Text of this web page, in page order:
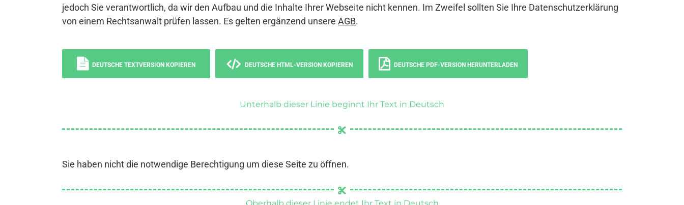
jedoch Sie verantwortlich, da wir den Aufbau und die Inhalte Ihrer Webseite nicht kennen. Im Zweifel sollten Sie Ihre Datenschutzerklärung
von einem Rechtsanwalt prüfen lassen. Es gelten ergänzend unsere AGB.
DEUTSCHE TEXTVERSION KOPIEREN DEUTSCHE HTML-VERSION KOPIEREN DEUTSCHE PDF-VERSION HERUNTERLADEN
Unterhalb dieser Linie beginnt Ihr Text in Deutsch
Sie haben nicht die notwendige Berechtigung um diese Seite zu öffnen.